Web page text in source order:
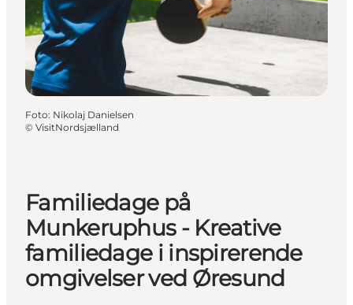
Foto: Nikolaj Danielsen
© VisitNordsjælland
Familiedage på
Munkeruphus - Kreative
familiedage i inspirerende
omgivelser ved Øresund